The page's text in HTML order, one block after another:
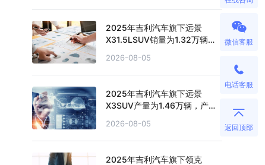
2025年吉利汽车旗下远景
X31.5LSUV销量为1.32万辆，
2026-08-05
2025年吉利汽车旗下远景
X3SUV产量为1.46万辆，产量
2026-08-05
2025年吉利汽车旗下领克
微信客服
电话客服
返回顶部